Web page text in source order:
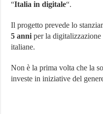
per
“Italia in digitale“.
Il progetto prevede lo
5 anni per la
italiane.
Non è la prima volta che la
investe in iniziative del